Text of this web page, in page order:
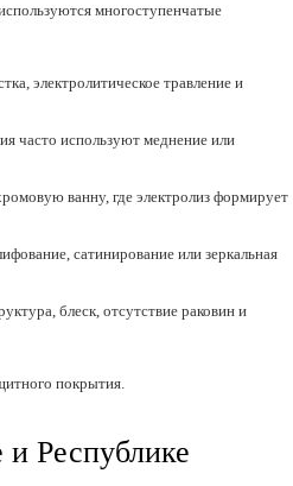
многоступенчатые
электролитическое травление и
часто используют меднение или
ванну, где электролиз формирует
сатинирование или зеркальная
блеск, отсутствие раковин и
покрытия.
Республике